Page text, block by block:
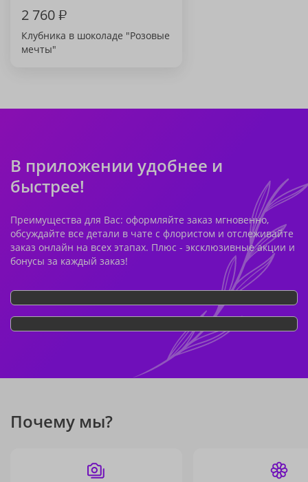
2 760₽
Клубника в шоколаде "Розовые
мечты"
В приложении удобнее и
быстрее!
Преимущества для Вас: оформляйте заказ мгновенно,
обсуждайте все детали в чате с флористом и отслеживайте
заказ онлайн на всех этапах. Плюс - эксклюзивные акции и
бонусы за каждый заказ!
Почему мы?